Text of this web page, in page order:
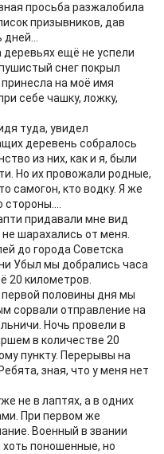
просьба разжалобила
призывников, дав
деревьях ещё не успели
снег покрыл
на моё имя
себе чашку, ложку,
туда, увидел
деревень собралось
из них, как и я, были
Но их провожали родные,
самогон, кто водку. Я же
придавали мне вид
шарахались от меня.
до города Советска
Убыл мы добрались часа
20 километров.
половины дня мы
сорвали отправление на
Ночь провели в
в количестве 20
пункту. Перерывы на
зная, что у меня нет
не в лаптях, а в одних
При первом же
Военный в звании
поношенные, но